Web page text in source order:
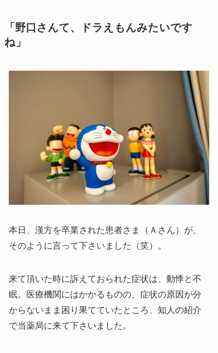
「野口さんて、ドラえもんみたいです
ね」
本日、漢方を卒業された患者さま（Ａさん）が、
そのように言って下さいました（笑）。
来て頂いた時に訴えておられた症状は、動悸と不
眠。医療機関にはかかるものの、症状の原因が分
からないまま困り果てていたところ、知人の紹介
で当薬局に来て下さいました。